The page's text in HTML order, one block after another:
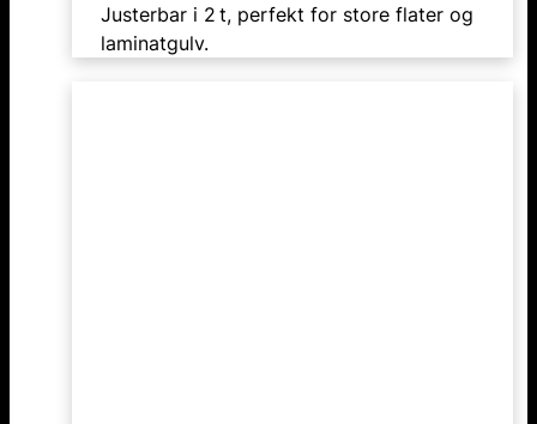
Justerbar i 2 t, perfekt for store flater og
laminatgulv.